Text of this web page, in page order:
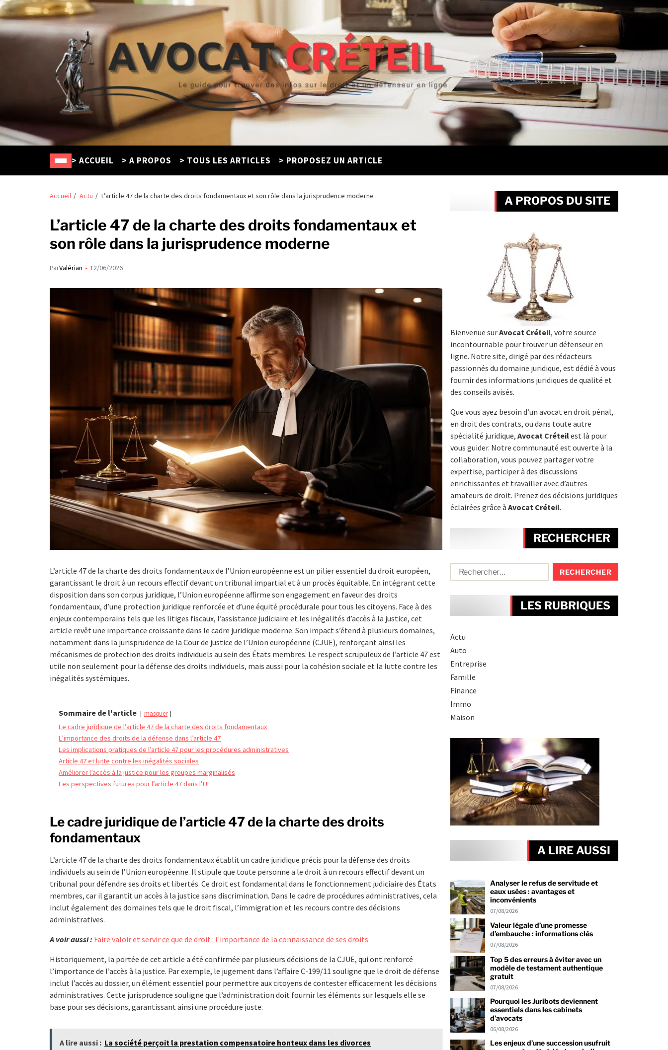
Avocat Créteil
Le guide pour trouver un défenseur en ligne
> ACCUEIL > A PROPOS > TOUS LES ARTICLES > PROPOSEZ UN ARTICLE
Accueil Actu L’article 47 de la charte des droits fondamentaux et son rôle dans la jurisprudence moderne
L’article 47 de la charte des droits fondamentaux et
son rôle dans la jurisprudence moderne
ParValérian 12/06/2026
L’article 47 de la charte des droits fondamentaux de l’Union européenne est un pilier essentiel du droit européen,
garantissant le droit à un recours effectif devant un tribunal impartial et à un procès équitable. En intégrant cette
disposition dans son corpus juridique, l’Union européenne affirme son engagement en faveur des droits
fondamentaux, d’une protection juridique renforcée et d’une équité procédurale pour tous les citoyens. Face à des
enjeux contemporains tels que les litiges fiscaux, l’assistance judiciaire et les inégalités d’accès à la justice, cet
article revêt une importance croissante dans le cadre juridique moderne. Son impact s’étend à plusieurs domaines,
notamment dans la jurisprudence de la Cour de justice de l’Union européenne (CJUE), renforçant ainsi les
mécanismes de protection des droits individuels au sein des États membres. Le respect scrupuleux de l’article 47 est
utile non seulement pour la défense des droits individuels, mais aussi pour la cohésion sociale et la lutte contre les
inégalités systémiques.
Sommaire de l'article masquer
Le cadre juridique de l’article 47 de la charte des droits fondamentaux
L’importance des droits de la défense dans l’article 47
Les implications pratiques de l’article 47 pour les procédures administratives
Article 47 et lutte contre les inégalités sociales
Améliorer l’accès à la justice pour les groupes marginalisés
Les perspectives futures pour l’article 47 dans l’UE
Le cadre juridique de l’article 47 de la charte des droits
fondamentaux
L’article 47 de la charte des droits fondamentaux établit un cadre juridique précis pour la défense des droits
individuels au sein de l’Union européenne. Il stipule que toute personne a le droit à un recours effectif devant un
tribunal pour défendre ses droits et libertés. Ce droit est fondamental dans le fonctionnement judiciaire des États
membres, car il garantit un accès à la justice sans discrimination. Dans le cadre de procédures administratives, cela
inclut également des domaines tels que le droit fiscal, l’immigration et les recours contre des décisions
administratives.
A voir aussi : Faire valoir et servir ce que de droit : l'importance de la connaissance de ses droits
Historiquement, la portée de cet article a été confirmée par plusieurs décisions de la CJUE, qui ont renforcé
l’importance de l’accès à la justice. Par exemple, le jugement dans l’affaire C-199/11 souligne que le droit de défense
inclut l’accès au dossier, un élément essentiel pour permettre aux citoyens de contester efficacement les décisions
administratives. Cette jurisprudence souligne que l’administration doit fournir les éléments sur lesquels elle se
base pour ses décisions, garantissant ainsi une procédure juste.
A lire aussi : La société perçoit la prestation compensatoire honteux dans les divorces
A PROPOS DU SITE
Bienvenue surAvocat Créteil, votre source
incontournable pour trouver un défenseur en
ligne. Notre site, dirigé par des rédacteurs
passionnés du domaine juridique, est dédié à vous
fournir des informations juridiques de qualité et
des conseils avisés.
Que vous ayez besoin d’un avocat en droit pénal,
en droit des contrats, ou dans toute autre
spécialité juridique, Avocat Créteilest là pour
vous guider. Notre communauté est ouverte à la
collaboration, vous pouvez partager votre
expertise, participer à des discussions
enrichissantes et travailler avec d’autres
amateurs de droit. Prenez des décisions juridiques
éclairées grâce à Avocat Créteil.
RECHERCHER
LES RUBRIQUES
Actu
Auto
Entreprise
Famille
Finance
Immo
Maison
A LIRE AUSSI
Analyser le refus de servitude et
eaux usées : avantages et
inconvénients
07/08/2026
Valeur légale d’une promesse
d’embauche : informations clés
07/08/2026
Top 5 des erreurs à éviter avec un
modèle de testament authentique
gratuit
07/08/2026
Pourquoi les Juribots deviennent
essentiels dans les cabinets
d’avocats
06/08/2026
Les enjeux d’une succession usufruit